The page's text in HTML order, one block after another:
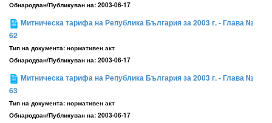
Обнародван/Публикуван на: 2003-06-17
Митническа тарифа на Република България за 2003 г. - Глава №
62
Тип на документа: нормативен акт
Обнародван/Публикуван на: 2003-06-17
Митническа тарифа на Република България за 2003 г. - Глава №
63
Тип на документа: нормативен акт
Обнародван/Публикуван на: 2003-06-17